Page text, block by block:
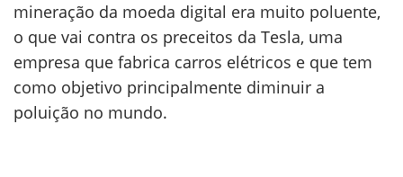
mineração da moeda digital era muito poluente,
o que vai contra os preceitos da Tesla, uma
empresa que fabrica carros elétricos e que tem
como objetivo principalmente diminuir a
poluição no mundo.